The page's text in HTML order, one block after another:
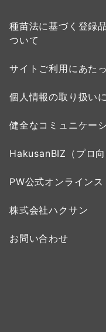
種苗法に基づく登録
ついて
サイトご利用にあた
個人情報の取り扱い
健全なコミュニケー
HakusanBIZ（プロ向
PW公式オンラインス
株式会社ハクサン
お問い合わせ